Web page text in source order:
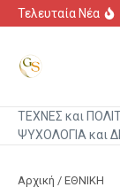
Μετάβαση στο
Τελευταία Νέα
ΤΕΧΝΕΣ και
ΨΥΧΟΛΟΓΙΑ και
Αρχική / ΕΘΝΙΚΗ